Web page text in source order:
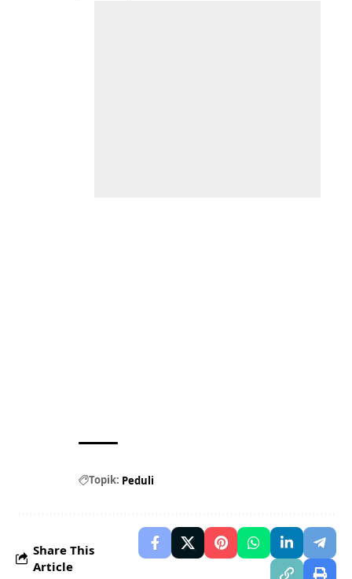
Topik: Peduli
Share This
Article